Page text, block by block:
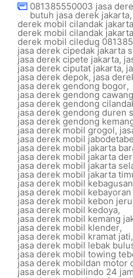
081385550003 jasa
butuh jasa derek jakarta,
derek mobil cilandak jakarta
derek mobil cilandak
derek mobil ciledug
jasa derek cipedak jakarta
jasa derek cipete jakarta,
jasa derek ciputat jakarta,
jasa derek depok,jasa
jasa derek gendong bogor,
jasa derek gendong cawang
jasa derek gendong
jasa derek gendong duren
jasa derek gendong
jasa derek mobil grogol,
jasa derek mobil
jasa derek mobil jakarta
jasa derek mobil jakarta
jasa derek mobil jakarta
jasa derek mobil jakarta
jasa derek mobil kebagusan
jasa derek mobil kebayoran
jasa derek mobil kebon
jasa derek mobil kedoya,
jasa derek mobil kemang
jasa derek mobil klender,
jasa derek mobil kramat jati,
jasa derek mobil lebak
jasa derek mobil towing
jasa derek mobildan motor
jasa derek mobilindo 24